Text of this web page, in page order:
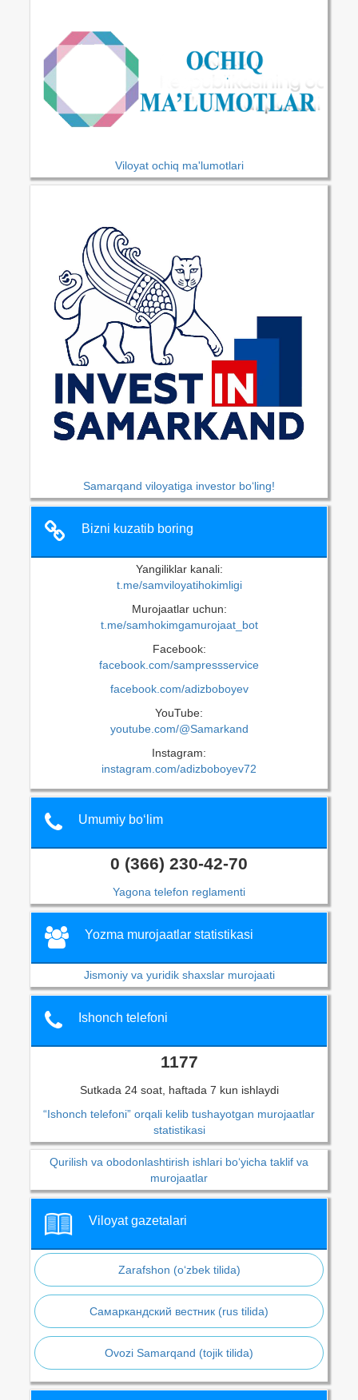
Viloyat ochiq ma'lumotlari
Samarqand viloyatiga investor bo‘ling!
Bizni kuzatib boring
Yangiliklar kanali:
t.me/samviloyatihokimligi
Murojaatlar uchun:
t.me/samhokimgamurojaat_bot
Facebook:
facebook.com/sampressservice
facebook.com/adizboboyev
YouTube:
youtube.com/@Samarkand
Instagram:
instagram.com/adizboboyev72
Umumiy bo‘lim
0 (366) 230-42-70
Yagona telefon reglamenti
Yozma murojaatlar statistikasi
Jismoniy va yuridik shaxslar murojaati
Ishonch telefoni
1177
Sutkada 24 soat, haftada 7 kun ishlaydi
“Ishonch telefoni” orqali kelib tushayotgan murojaatlar
statistikasi
Qurilish va obodonlashtirish ishlari bo‘yicha taklif va
murojaatlar
Viloyat gazetalari
Zarafshon (o‘zbek tilida)
Самаркандский вестник (rus tilida)
Ovozi Samarqand (tojik tilida)